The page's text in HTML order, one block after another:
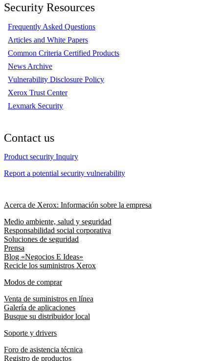
Security Resources
Frequently Asked Questions
Articles and White Papers
Common Criteria Certified Products
News Archive
Vulnerability Disclosure Policy
Xerox Trust Center
Lexmark Security
Contact us
Product security Inquiry
Report a potential security vulnerability
Acerca de Xerox: Información sobre la empresa
Medio ambiente, salud y seguridad
Responsabilidad social corporativa
Soluciones de seguridad
Prensa
Blog «Negocios E Ideas»
Recicle los suministros Xerox
Modos de comprar
Venta de suministros en línea
Galería de aplicaciones
Busque su distribuidor local
Soporte y drivers
Foro de asistencia técnica
Registro de productos